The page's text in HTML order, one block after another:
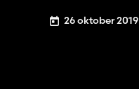
26 oktober 2019